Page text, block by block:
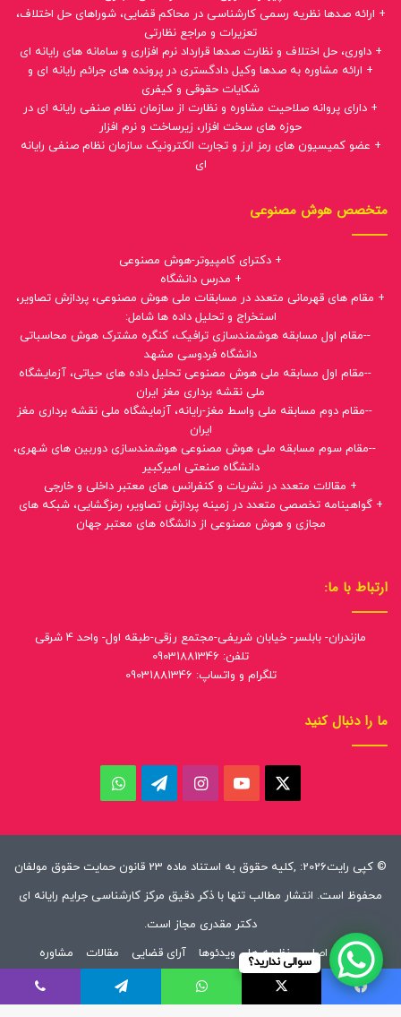
+ ارائه صدها نظریه رسمی کارشناسی در محاکم قضایی، شوراهای حل اختلاف،
تعزیرات و مراجع نظارتی
+ داوری، حل اختلاف و نظارت صدها قرارداد نرم افزاری و سامانه های رایانه ای
+ ارائه مشاوره به صدها وکیل دادگستری در پرونده های جرائم رایانه ای و
شکایات حقوقی و کیفری
+ دارای پروانه صلاحیت مشاوره و نظارت از سازمان نظام صنفی رایانه ای در
حوزه های سخت افزار، زیرساخت و نرم افزار
+ عضو کمیسیون های رمز ارز و تجارت الکترونیک سازمان نظام صنفی رایانه
ای
متخصص هوش مصنوعی
+ دکترای کامپیوتر-هوش مصنوعی
+ مدرس دانشگاه
+ مقام های قهرمانی متعدد در مسابقات ملی هوش مصنوعی، پردازش تصاویر،
استخراج و تحلیل داده ها شامل:
--مقام اول مسابقه هوشمندسازی ترافیک، کنگره مشترک هوش محاسباتی
دانشگاه فردوسی مشهد
--مقام اول مسابقه ملی هوش مصنوعی تحلیل داده های حیاتی، آزمایشگاه
ملی نقشه برداری مغز ایران
--مقام دوم مسابقه ملی واسط مغز-رایانه، آزمایشگاه ملی نقشه برداری مغز
ایران
--مقام سوم مسابقه ملی هوش مصنوعی هوشمندسازی دوربین های شهری،
دانشگاه صنعتی امیرکبیر
+ مقالات متعدد در نشریات و کنفرانس های معتبر داخلی و خارجی
+ گواهینامه تخصصی متعدد در زمینه پردازش تصاویر، رمزگشایی، شبکه های
مجازی و هوش مصنوعی از دانشگاه های معتبر جهان
ارتباط با ما:
مازندران- بابلسر- خیابان شریفی-مجتمع رزقی-طبقه اول- واحد 4 شرقی
تلفن: 09031881346
تلگرام و واتساپ: 09031881346
ما را دنبال کنید
ایکس یوتیوب اینستاگرام
تلگرام
© کپی رایت2026: ,کلیه حقوق به استناد ماده 23 قانون حمایت حقوق مولفان
محفوظ است. انتشار مطالب تنها با ذکر دقیق مرکز کارشناسی جرایم رایانه ای
دکتر مقدری مجاز است.
صفحه اصلی
نظریه ها ویدئوها آرای قضایی مقالات
مشاوره
خدمات ما
درباره ما
ارتباط با ما
فیسبوک
ایکس واتس آپ تلگرام وایبر
سوالی ندارید؟